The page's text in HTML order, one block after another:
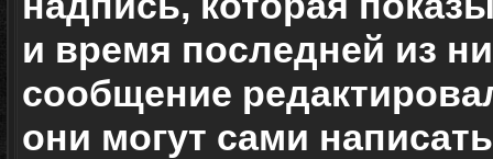
и время последней из
сообщение
они могут сами